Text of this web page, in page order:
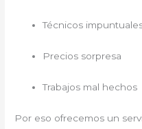
Técnicos
Precios sorpresa
Trabajos mal hechos
Por eso ofrecemos un